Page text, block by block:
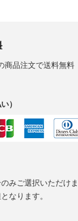
商品注文で送料無料
）
みご選択いただけま
なります。